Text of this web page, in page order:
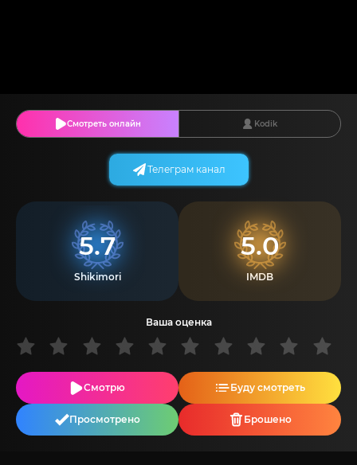
Смотреть онлайн Kodik
5.7
Shikimori
5.0
IMDB
Ваша оценка
Смотрю Буду смотреть
Просмотрено Брошено
Телеграм канал